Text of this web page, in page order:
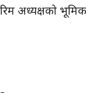
अध्यक्षको